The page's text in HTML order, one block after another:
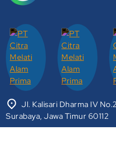
Jl. Kalisari Dharma IV
Surabaya, Jawa Timur 60112